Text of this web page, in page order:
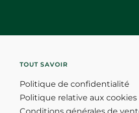
TOUT SAVOIR
Politique de confidentialité
Politique relative aux cookies
Conditions générales de